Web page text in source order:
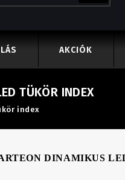
AKCIÓK
TÜKÖR INDEX
index
DINAMIKUS